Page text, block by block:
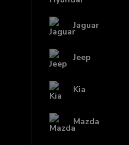
Jaguar
Jeep
Kia
Mazda